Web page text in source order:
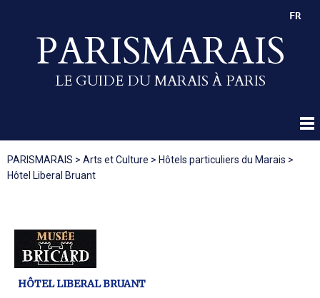
PARISMARAIS
LE GUIDE DU MARAIS À PARIS
FR
PARISMARAIS > Arts et Culture > Hôtels particuliers du Marais >
Hôtel Liberal Bruant
HÔTEL LIBERAL BRUANT